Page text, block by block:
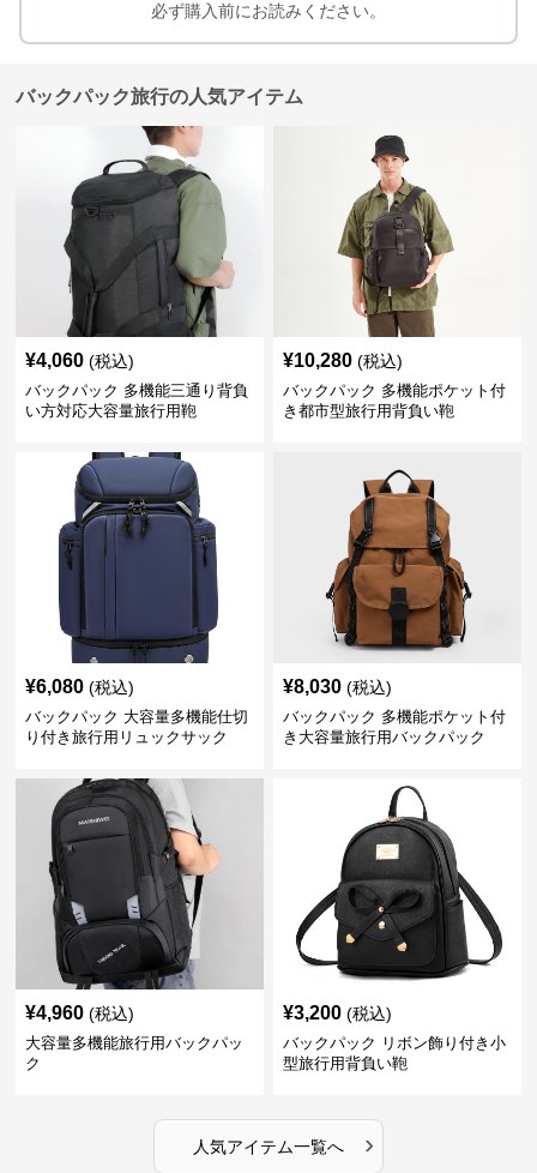
必ず購入前にお読みください。
バックパック旅行の人気アイテム
¥4,060 (税込)
バックパック 多機能三通り背負
い方対応大容量旅行用鞄
¥10,280 (税込)
バックパック 多機能ポケット付
き都市型旅行用背負い鞄
¥6,080 (税込)
バックパック 大容量多機能仕切
り付き旅行用リュックサック
¥8,030 (税込)
バックパック 多機能ポケット付
き大容量旅行用バックパック
¥4,960 (税込)
大容量多機能旅行用バックパッ
ク
¥3,200 (税込)
バックパック リボン飾り付き小
型旅行用背負い鞄
人気アイテム一覧へ ›